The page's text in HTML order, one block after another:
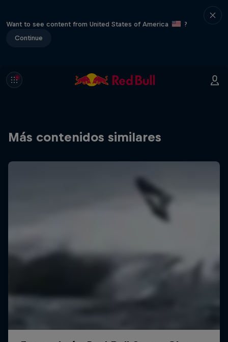
Want to see content from United States of America
?
Continue
Más contenidos similares